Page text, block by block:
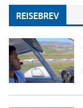
REISEBREV